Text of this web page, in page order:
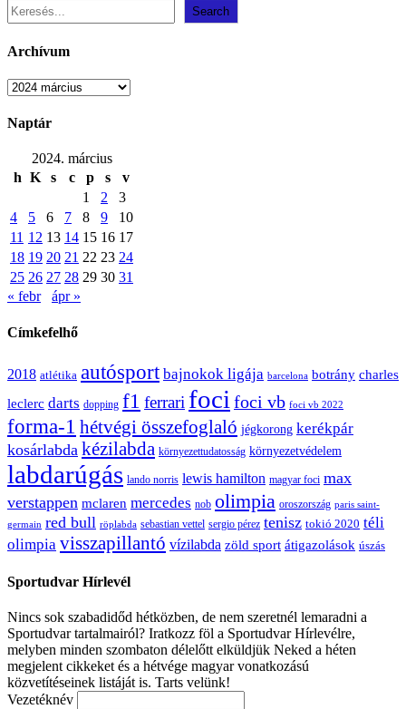
Search
Archívum
Archívum
Naptár
2024. március
h K s c p s
v
1
2
3
4
5 6 7 8 9
10
11 12 13 14 15 16 17
18 19 20 21 22 23 24
25 26 27 28 29 30 31
« febr
ápr »
Címkefelhő
2018 atlétika autósport bajnokok ligája barcelona botrány charles
leclerc darts dopping f1 ferrari foci foci vb foci vb 2022
forma-1 hétvégi összefoglaló jégkorong kerékpár
kosárlabda kézilabda környezettudatosság környezetvédelem
labdarúgás lando norris lewis hamilton magyar foci max
verstappen mclaren mercedes nob olimpia oroszország paris saint-
germain red bull röplabda sebastian vettel sergio pérez tenisz tokió 2020 téli
olimpia visszapillantó vízilabda zöld sport átigazolások úszás
Sportudvar Hírlevél
Nincs sok szabadidőd hétközben, de nem szeretnél lemaradni a
Sportudvar tartalmairól? Iratkozz föl a Sportudvar Hírlevélre,
melyben minden szombaton délelőtt elküldjük Neked a héten
megjelent cikkeket és a hétvége magyar vonatkozású
közvetítéseinek listáját is. Tarts velünk!
Vezetéknév